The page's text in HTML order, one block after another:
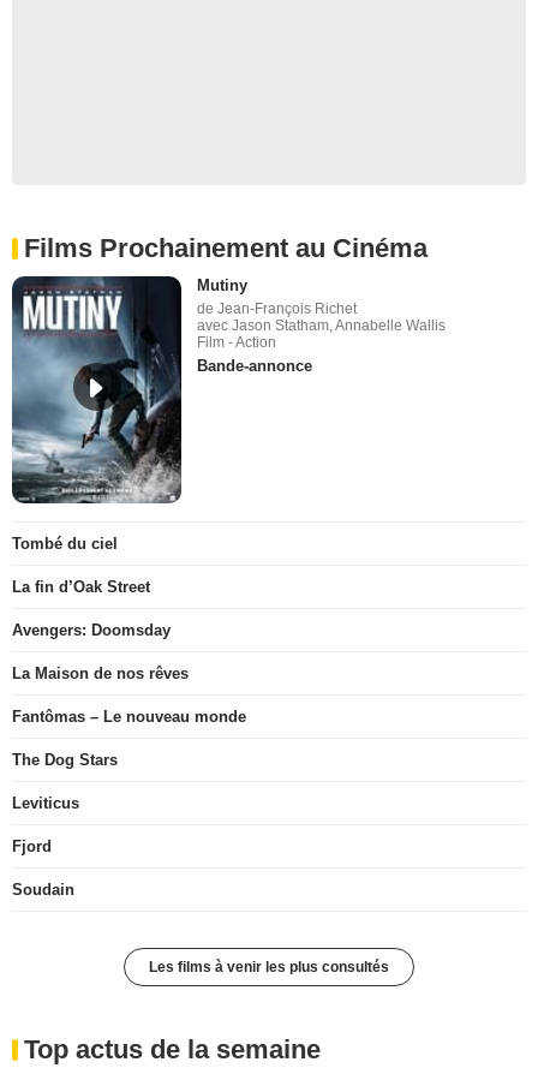
Films Prochainement au Cinéma
Mutiny
de Jean-François Richet
avec Jason Statham, Annabelle Wallis
Film - Action
Bande-annonce
Tombé du ciel
La fin d’Oak Street
Avengers: Doomsday
La Maison de nos rêves
Fantômas – Le nouveau monde
The Dog Stars
Leviticus
Fjord
Soudain
Les films à venir les plus consultés
Top actus de la semaine